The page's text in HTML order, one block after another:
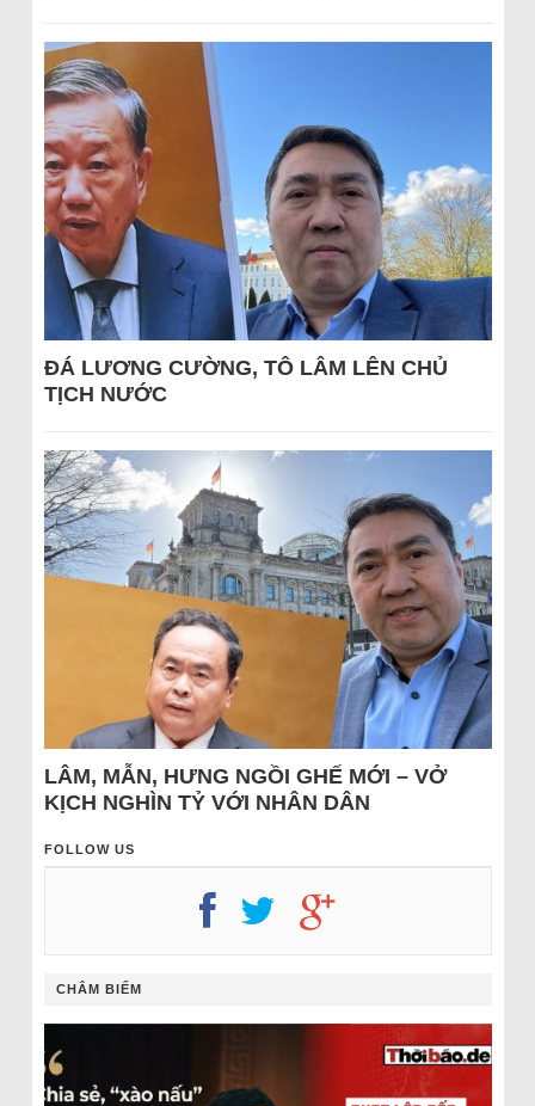
ĐÁ LƯƠNG CƯỜNG, TÔ LÂM LÊN CHỦ
TỊCH NƯỚC
LÂM, MẪN, HƯNG NGỒI GHẾ MỚI – VỞ
KỊCH NGHÌN TỶ VỚI NHÂN DÂN
FOLLOW US
CHÂM BIẾM